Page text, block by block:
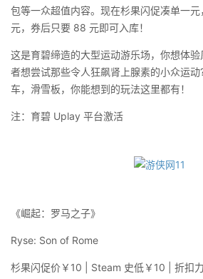
包等一众超值内容。现在杉果闪促凑单一
元，券后只要 88 元即可入库！
这是育碧缔造的大型运动游乐场，你想体
者想尝试那些令人狂飙肾上腺素的小众运
车，滑雪板，你能想到的玩法这里都有！
注：育碧 Uplay 平台激活
《崛起：罗马之子》
Ryse: Son of Rome
杉果闪促价￥10 | Steam 史低￥10 | 折扣